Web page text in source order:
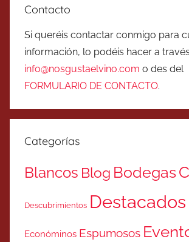
Contacto
Si queréis contactar conmigo para
información, lo podéis hacer a
info@nosgustaelvino.com o des del
FORMULARIO DE CONTACTO.
Categorías
Blancos Blog Bodegas
Descubrimientos Destacados
Económinos Espumosos